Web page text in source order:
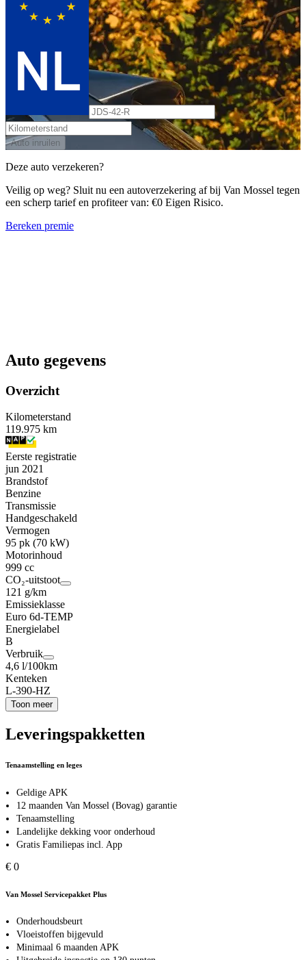
Auto inruilen
Deze auto verzekeren?
Veilig op weg? Sluit nu een autoverzekering af bij Van Mossel tegen
een scherp tarief en profiteer van: €0 Eigen Risico.
Bereken premie
Auto gegevens
Overzicht
Kilometerstand
119.975 km
Eerste registratie
jun 2021
Brandstof
Benzine
Transmissie
Handgeschakeld
Vermogen
95 pk (70 kW)
Motorinhoud
999 cc
CO₂-uitstoot
121 g/km
Emissieklasse
Euro 6d-TEMP
Energielabel
B
Verbruik
4,6 l/100km
Kenteken
L-390-HZ
Toon meer
Leveringspakketten
Tenaamstelling en leges
Geldige APK
12 maanden Van Mossel (Bovag) garantie
Tenaamstelling
Landelijke dekking voor onderhoud
Gratis Familiepas incl. App
€ 0
Van Mossel Servicepakket Plus
Onderhoudsbeurt
Vloeistoffen bijgevuld
Minimaal 6 maanden APK